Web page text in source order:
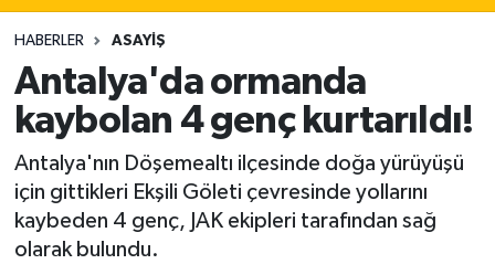
HABERLER ASAYIŞ
Antalya'da ormanda
kaybolan 4 genç kurtarıldı!
Antalya'nın Döşemealtı ilçesinde doğa yürüyüşü
için gittikleri Ekşili Göleti çevresinde yollarını
kaybeden 4 genç, JAK ekipleri tarafından sağ
olarak bulundu.
Gündem
Asayiş
Turizm
Yaşam
Magazin
Antalya Hava Durumu
Antalya Namaz Vakitleri
Antalya Trafik Yoğunluk Haritası
Süper Lig Puan Durumu ve Fikstür
Tüm Manşetler